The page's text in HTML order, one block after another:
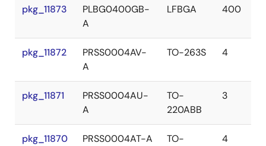
pkg_11873
PLBG0400GB-
A
LFBGA 400
pkg_11872
PRSS0004AV-
A
TO-263S 4
pkg_11871
PRSS0004AU-
A
TO-
220ABB
3
pkg_11870 PRSS0004AT-A
TO-
4